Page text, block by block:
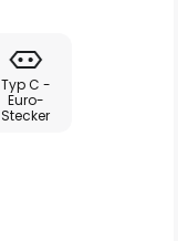
Typ C -
Euro-
Stecker